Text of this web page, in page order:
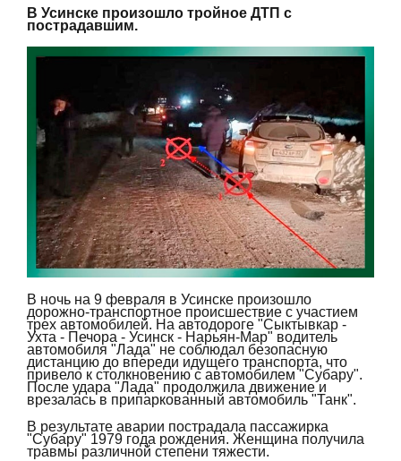
В Усинске произошло тройное ДТП с
пострадавшим.
В ночь на 9 февраля в Усинске произошло
дорожно-транспортное происшествие с участием
трех автомобилей. На автодороге "Сыктывкар -
Ухта - Печора - Усинск - Нарьян-Мар" водитель
автомобиля "Лада" не соблюдал безопасную
дистанцию до впереди идущего транспорта, что
привело к столкновению с автомобилем "Субару".
После удара "Лада" продолжила движение и
врезалась в припаркованный автомобиль "Танк".
В результате аварии пострадала пассажирка
"Субару" 1979 года рождения. Женщина получила
травмы различной степени тяжести.